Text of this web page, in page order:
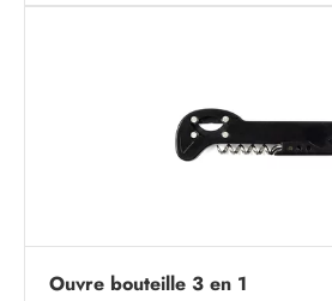
Ouvre bouteille 3 en 1